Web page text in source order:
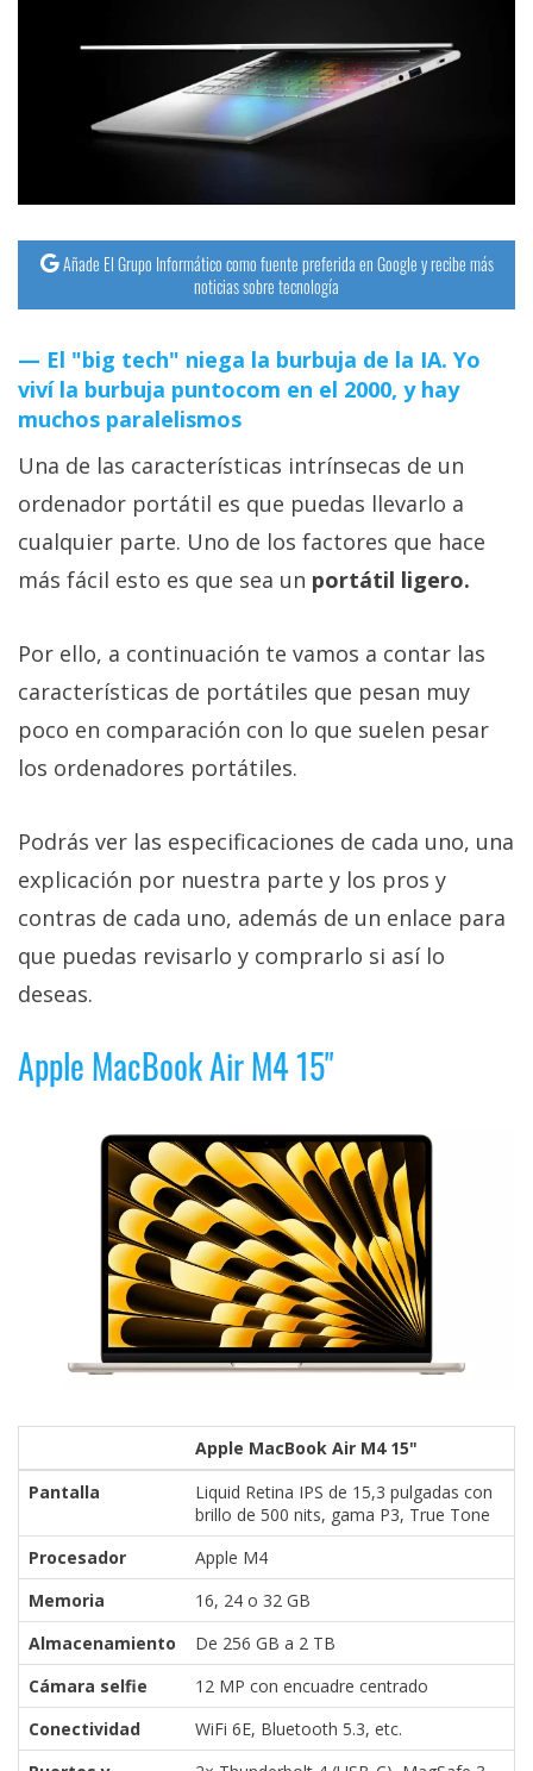
Añade El Grupo Informático como fuente preferida en Google y recibe más
noticias sobre tecnología
El "big tech" niega la burbuja de la IA. Yo
viví la burbuja puntocom en el 2000, y hay
muchos paralelismos
Una de las características intrínsecas de un
ordenador portátil es que puedas llevarlo a
cualquier parte. Uno de los factores que hace
más fácil esto es que sea un portátil ligero.
Por ello, a continuación te vamos a contar las
características de portátiles que pesan muy
poco en comparación con lo que suelen pesar
los ordenadores portátiles.
Podrás ver las especificaciones de cada uno, una
explicación por nuestra parte y los pros y
contras de cada uno, además de un enlace para
que puedas revisarlo y comprarlo si así lo
deseas.
Apple MacBook Air M4 15"
Apple MacBook Air M4 15"
Pantalla
Liquid Retina IPS de 15,3 pulgadas con
brillo de 500 nits, gama P3, True Tone
Procesador
Apple M4
Memoria
16, 24 o 32 GB
Almacenamiento
De 256 GB a 2 TB
Cámara selfie
12 MP con encuadre centrado
Conectividad
WiFi 6E, Bluetooth 5.3, etc.